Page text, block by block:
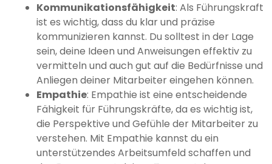
Kommunikationsfähigkeit: Als Führungskraft
ist es wichtig, dass du klar und präzise
kommunizieren kannst. Du solltest in der Lage
sein, deine Ideen und Anweisungen effektiv zu
vermitteln und auch gut auf die Bedürfnisse und
Anliegen deiner Mitarbeiter eingehen können.
Empathie: Empathie ist eine entscheidende
Fähigkeit für Führungskräfte, da es wichtig ist,
die Perspektive und Gefühle der Mitarbeiter zu
verstehen. Mit Empathie kannst du ein
unterstützendes Arbeitsumfeld schaffen und